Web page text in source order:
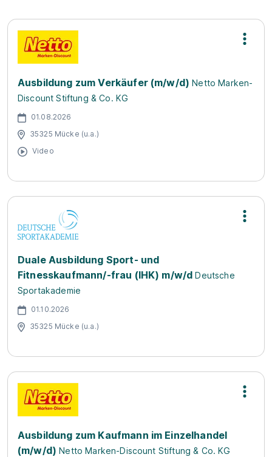
Ausbildung zum Verkäufer (m/w/d) Netto Marken-
Discount Stiftung & Co. KG
01.08.2026
35325 Mücke (u.a.)
Video
Duale Ausbildung Sport- und
Fitnesskaufmann/-frau (IHK) m/w/d Deutsche
Sportakademie
01.10.2026
35325 Mücke (u.a.)
Ausbildung zum Kaufmann im Einzelhandel
(m/w/d) Netto Marken-Discount Stiftung & Co. KG